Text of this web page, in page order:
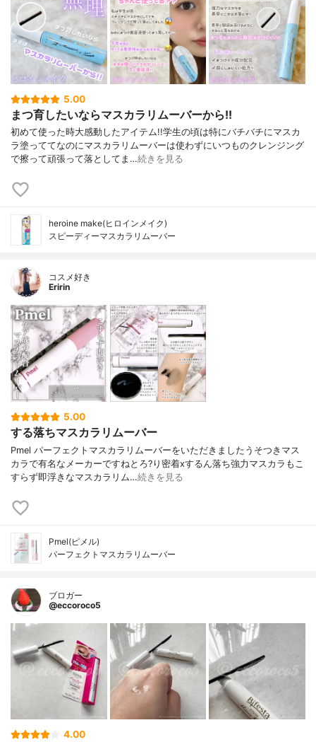
5.00
まつ育したいならマスカラリムーバーから!!
初めて使った時大感動したアイテム!!⁡⁡学生の頃は特にバチバチにマスカ
ラ塗っててなのにマスカラリムーバーは使わずにいつものクレンジング
で擦って頑張って落としてま…続きを見る
heroine make(ヒロインメイク)
スピーディーマスカラリムーバー
コスメ好き
Eririn
5.00
する落ちマスカラリムーバー
Pmel パーフェクトマスカラリムーバーをいただきましたうそつきマス
カラで有名なメーカーですねとろ?り密着xするん落ち強力マスカラもこ
すらず即浮きなマスカラリム…続きを見る
Pmel(ピメル)
パーフェクトマスカラリムーバー
ブロガー
@eccoroco5
4.00